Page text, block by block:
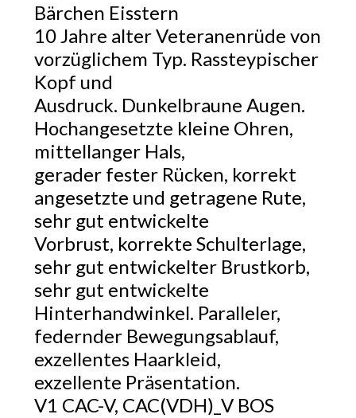
Bärchen Eisstern
10 Jahre alter Veteranenrüde von
vorzüglichem Typ. Rassteypischer
Kopf und
Ausdruck. Dunkelbraune Augen.
Hochangesetzte kleine Ohren,
mittellanger Hals,
gerader fester Rücken, korrekt
angesetzte und getragene Rute,
sehr gut entwickelte
Vorbrust, korrekte Schulterlage,
sehr gut entwickelter Brustkorb,
sehr gut entwickelte
Hinterhandwinkel. Paralleler,
federnder Bewegungsablauf,
exzellentes Haarkleid,
exzellente Präsentation.
V1 CAC-V, CAC(VDH)_V BOS